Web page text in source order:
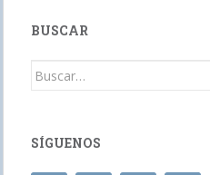
BUSCAR
Buscar:
SÍGUENOS